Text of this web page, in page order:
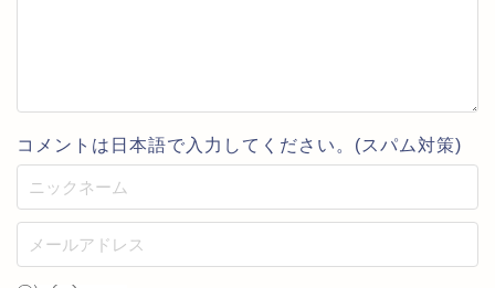
コメントは日本語で入力してください。(スパム対策)